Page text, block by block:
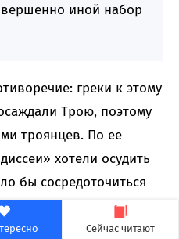
Сейчас читают
иной набор
греки к этому
Трою, поэтому
троянцев. По ее
хотели осудить
бы сосредоточиться
вторжение и